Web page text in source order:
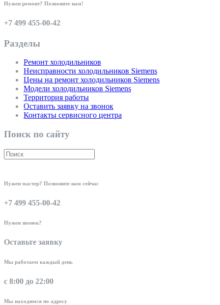
Нужен ремонт? Позвоните нам!
+7 499 455-00-42
Разделы
Ремонт холодильников
Неисправности холодильников Siemens
Цены на ремонт холодильников Siemens
Модели холодильников Siemens
Территория работы
Оставить заявку на звонок
Контакты сервисного центра
Поиск по сайту
Нужен мастер? Позвоните нам сейчас
+7 499 455-00-42
Нужен звонок?
Оставьте заявку
Мы работаем каждый день
с 8:00 до 22:00
Мы находимся по адресу